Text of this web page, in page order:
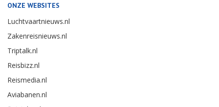
ONZE WEBSITES
Luchtvaartnieuws.nl
Zakenreisnieuws.nl
Triptalk.nl
Reisbizz.nl
Reismedia.nl
Aviabanen.nl